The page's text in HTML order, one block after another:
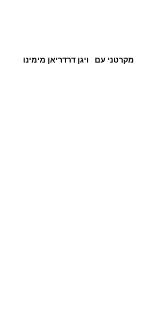
מקרטני עם   ויגן דרדריאן מימינו